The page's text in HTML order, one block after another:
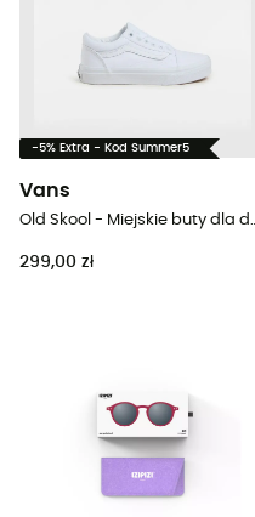
-5% Extra - Kod Summer5
Vans
Old Skool -
299,00 zł